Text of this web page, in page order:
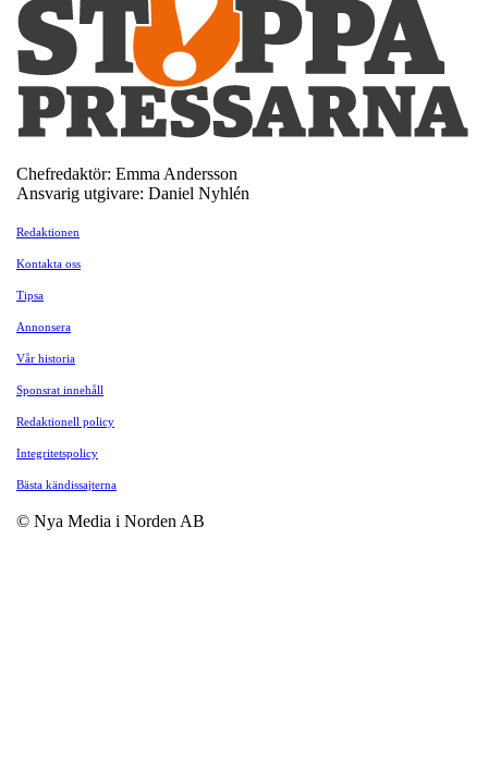
Chefredaktör: Emma Andersson
Ansvarig utgivare: Daniel Nyhlén
Redaktionen
Kontakta oss
Tipsa
Annonsera
Vår historia
Sponsrat innehåll
Redaktionell policy
Integritetspolicy
Bästa kändissajterna
© Nya Media i Norden AB